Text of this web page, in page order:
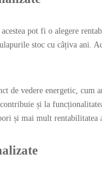
pot fi o alegere
stoc cu câțiva ani.
de vedere energetic,
și la
și mai mult